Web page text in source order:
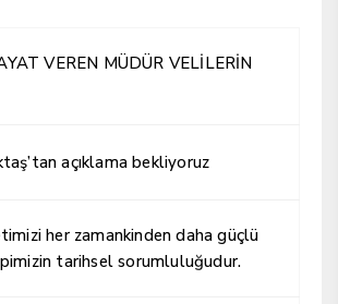
VEREN MÜDÜR VELİLERİN
açıklama bekliyoruz
her zamankinden daha güçlü
tarihsel sorumluluğudur.